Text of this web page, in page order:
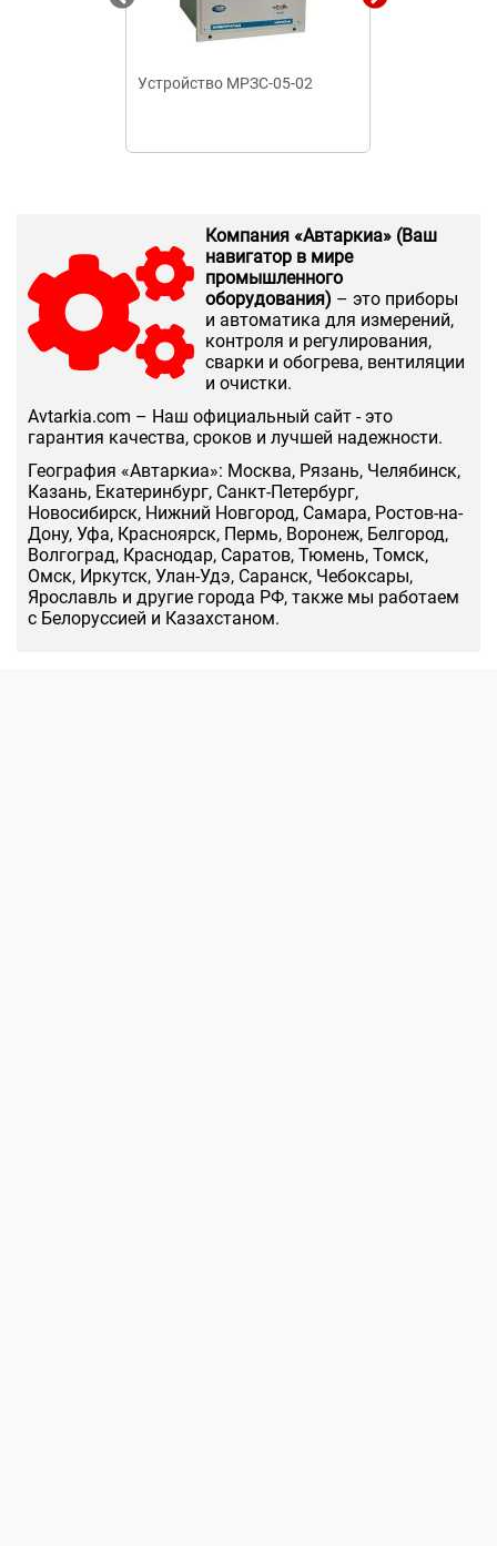
Устройство МРЗС-05-02
Компания «Автаркиа» (Ваш
навигатор в мире
промышленного
оборудования) – это приборы
и автоматика для измерений,
контроля и регулирования,
сварки и обогрева, вентиляции
и очистки.
Аvtarkia.com – Наш официальный сайт - это
гарантия качества, сроков и лучшей надежности.
География «Автаркиа»: Москва, Рязань, Челябинск,
Казань, Екатеринбург, Санкт-Петербург,
Новосибирск, Нижний Новгород, Самара, Ростов-на-
Дону, Уфа, Красноярск, Пермь, Воронеж, Белгород,
Волгоград, Краснодар, Саратов, Тюмень, Томск,
Омск, Иркутск, Улан-Удэ, Саранск, Чебоксары,
Ярославль и другие города РФ, также мы работаем
с Белоруссией и Казахстаном.